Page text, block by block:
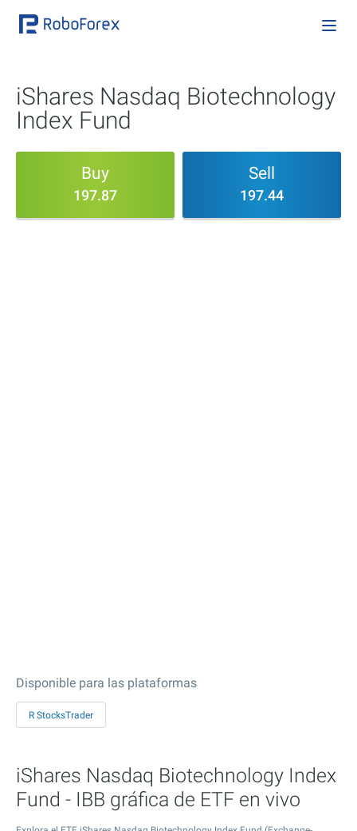
iShares Nasdaq Biotechnology
Index Fund
Buy
197.87
Sell
197.44
Disponible para las plataformas
R StocksTrader
iShares Nasdaq Biotechnology Index
Fund - IBB gráfica de ETF en vivo